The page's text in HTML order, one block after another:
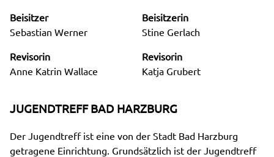
Beisitzer
Sebastian Werner
Beisitzerin
Stine Gerlach
Revisorin
Anne Katrin Wallace
Revisorin
Katja Grubert
JUGENDTREFF BAD HARZBURG
Der Jugendtreff ist eine von der Stadt Bad Harzburg
getragene Einrichtung. Grundsätzlich ist der Jugendtreff